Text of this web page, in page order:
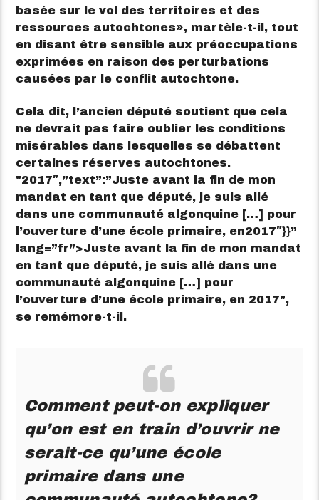
basée sur le vol des territoires et des
ressources autochtones
, martèle-t-il, tout
en disant être sensible aux préoccupations
exprimées en raison des perturbations
causées par le conflit autochtone.
Cela dit, l’ancien député soutient que cela
ne devrait pas faire oublier les conditions
misérables dans lesquelles se débattent
certaines réserves autochtones.
2017″,”text”:”Juste avant la fin de mon
mandat en tant que député, je suis allé
dans une communauté algonquine […] pour
l’ouverture d’une école primaire, en2017″}}”
lang=”fr”>Juste avant la fin de mon mandat
en tant que député, je suis allé dans une
communauté algonquine […] pour
l’ouverture d’une école primaire, en 2017 ,
se remémore-t-il.
Comment peut-on expliquer
qu’on est en train d’ouvrir ne
serait-ce qu’une école
primaire dans une